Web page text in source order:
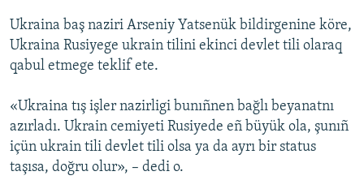
QOŞULIÑIZ!
RFE/RS bütün saytları
Ukraina baş naziri Arseniy Yatsenük bildirgenine köre,
Ukraina Rusiyege ukrain tilini ekinci devlet tili olaraq
qabul etmege teklif ete.
«Ukraina tış işler nazirligi bunıñnen bağlı beyanatnı
azırladı. Ukrain cemiyeti Rusiyede eñ büyük ola, şunıñ
içün ukrain tili devlet tili olsa ya da ayrı bir status
taşısa, doğru olur», – dedi o.